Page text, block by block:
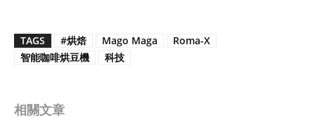
TAGS #烘焙 Mago Maga
Roma-X
智能咖啡烘豆機
科技
相關文章